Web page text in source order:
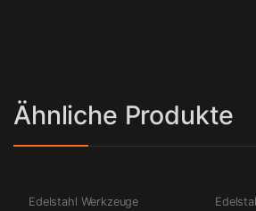
Ähnliche Produkte
Edelstahl Werkzeuge